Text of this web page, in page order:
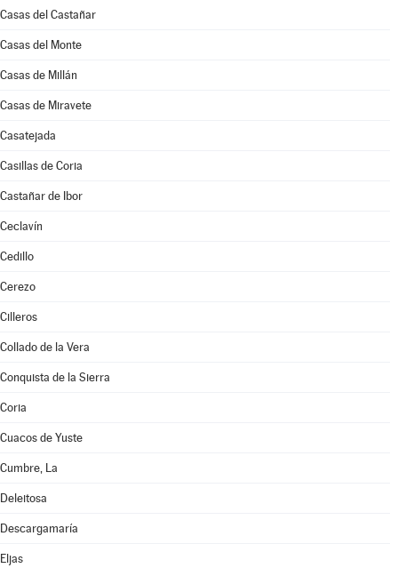
Casas del Castañar
Casas del Monte
Casas de Millán
Casas de Miravete
Casatejada
Casillas de Coria
Castañar de Ibor
Ceclavín
Cedillo
Cerezo
Cilleros
Collado de la Vera
Conquista de la Sierra
Coria
Cuacos de Yuste
Cumbre, La
Deleitosa
Descargamaría
Eljas